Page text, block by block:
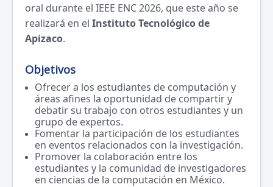
oral durante el IEEE ENC 2026, que este año se
realizará en el Instituto Tecnológico de
Apizaco.
Objetivos
Ofrecer a los estudiantes de computación y
áreas afines la oportunidad de compartir y
debatir su trabajo con otros estudiantes y un
grupo de expertos.
Fomentar la participación de los estudiantes
en eventos relacionados con la investigación.
Promover la colaboración entre los
estudiantes y la comunidad de investigadores
en ciencias de la computación en México.